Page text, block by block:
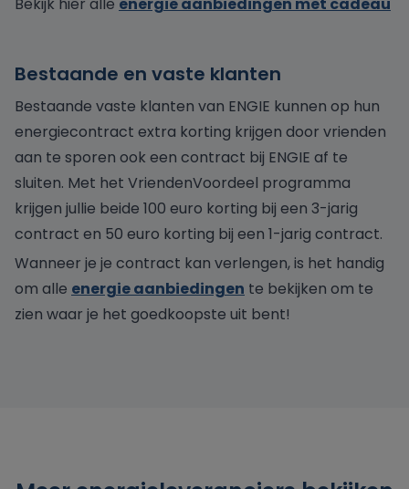
Bestaande en vaste klanten
Bestaande vaste klanten van ENGIE kunnen op hun
energiecontract extra korting krijgen door vrienden
aan te sporen ook een contract bij ENGIE af te
sluiten. Met het VriendenVoordeel programma
krijgen jullie beide 100 euro korting bij een 3-jarig
contract en 50 euro korting bij een 1-jarig contract.
Wanneer je je contract kan verlengen, is het handig
om alle energie aanbiedingen te bekijken om te
zien waar je het goedkoopste uit bent!